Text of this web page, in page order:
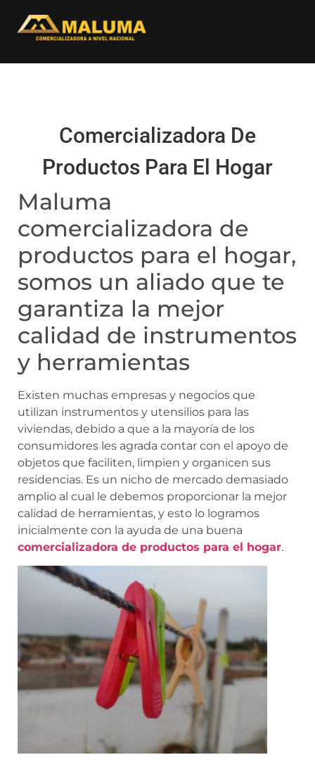
Comercializadora De
Productos Para El Hogar
Maluma
comercializadora de
productos para el hogar,
somos un aliado que te
garantiza la mejor
calidad de instrumentos
y herramientas
Existen muchas empresas y negocios que
utilizan instrumentos y utensilios para las
viviendas, debido a que a la mayoría de los
consumidores les agrada contar con el apoyo de
objetos que faciliten, limpien y organicen sus
residencias. Es un nicho de mercado demasiado
amplio al cual le debemos proporcionar la mejor
calidad de herramientas, y esto lo logramos
inicialmente con la ayuda de una buena
comercializadora de productos para el hogar.